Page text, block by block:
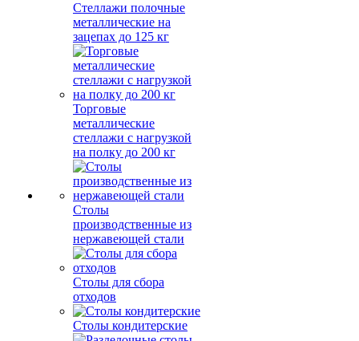
Стеллажи полочные
металлические на
зацепах до 125 кг
Торговые
металлические
стеллажи с нагрузкой
на полку до 200 кг
Столы
производственные из
нержавеющей стали
Столы для сбора
отходов
Столы кондитерские